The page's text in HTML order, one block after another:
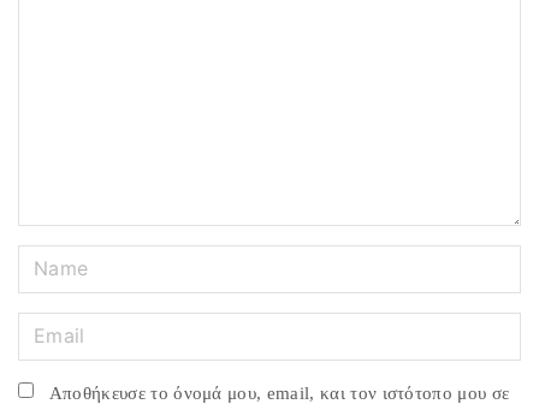
a
m
*
m
a
Αποθήκευσε το όνομά μου, email, και τον ιστότοπο μου σε